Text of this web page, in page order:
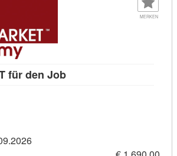
MERKEN
für den JobKursdetail: Office 2019